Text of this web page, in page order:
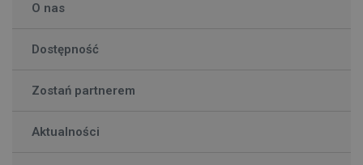
O nas
Dostępność
Zostań partnerem
Aktualności